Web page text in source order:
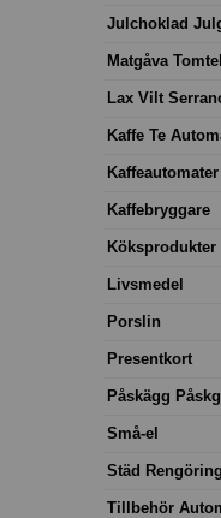
Julchoklad
Matgåva
Lax Vilt
Kaffe Te
Kaffeautomater
Kaffebryggare
Köksprodukter
Livsmedel
Porslin
Presentkort
Påskägg
Små-el
Städ
Tillbehör